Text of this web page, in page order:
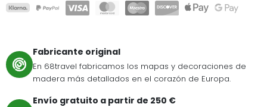
Fabricante original
En 68travel fabricamos los mapas y decoraciones de
madera más detallados en el corazón de Europa.
Envío gratuito a partir de 250 €